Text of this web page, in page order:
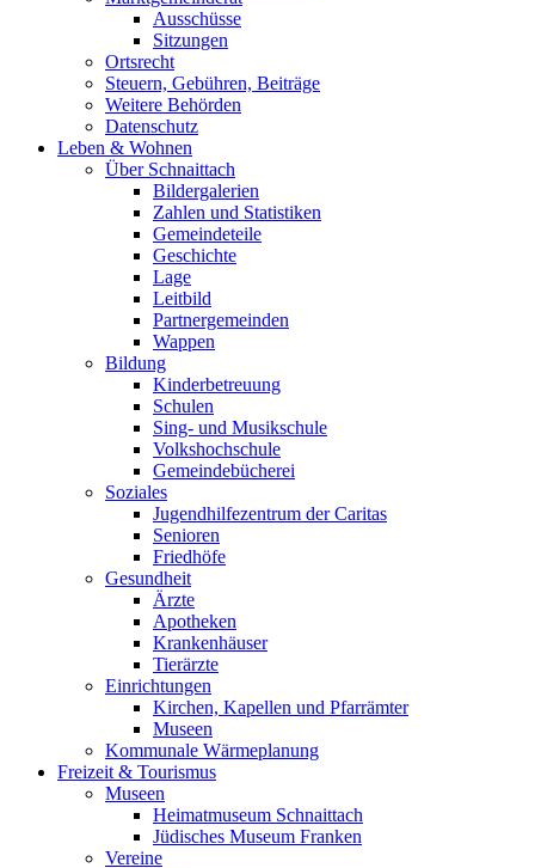
Ausschüsse
Sitzungen
Ortsrecht
Steuern, Gebühren, Beiträge
Weitere Behörden
Datenschutz
Leben & Wohnen
Über Schnaittach
Bildergalerien
Zahlen und Statistiken
Gemeindeteile
Geschichte
Lage
Leitbild
Partnergemeinden
Wappen
Bildung
Kinderbetreuung
Schulen
Sing- und Musikschule
Volkshochschule
Gemeindebücherei
Soziales
Jugendhilfezentrum der Caritas
Senioren
Friedhöfe
Gesundheit
Ärzte
Apotheken
Krankenhäuser
Tierärzte
Einrichtungen
Kirchen, Kapellen und Pfarrämter
Museen
Kommunale Wärmeplanung
Freizeit & Tourismus
Museen
Heimatmuseum Schnaittach
Jüdisches Museum Franken
Vereine